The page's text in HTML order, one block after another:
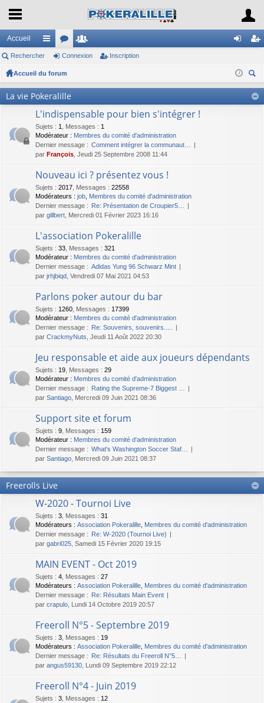
Accueil
ac
co
ci
s
or
u
m
e
ne cri
pti
Rechercher Connexion Inscription
Accueil du forum
her
La vie Pokeralille
L'indispensable pour bien s'intégrer !
Sujets : 1 Messages : 1
Modérateur : Membres du comité d'administration
Dernier message : Comment intégrer la communaut…
par François , Jeudi 25 Septembre 2008 11:44
Nouveau ici ? présentez vous !
Sujets : 2017 Messages : 22558
Modérateurs : job Membres du comité d'administration
Dernier message : Re: Présentation de Croupier5…
par gillbert , Mercredi 01 Février 2023 16:16
L'association Pokeralille
Sujets : 33 Messages : 321
Modérateur : Membres du comité d'administration
Dernier message : Adidas Yung 96 Schwarz Mint
par jrhjbiqd , Vendredi 07 Mai 2021 04:53
Parlons poker autour du bar
Sujets : 1260 Messages : 17399
Modérateur : Membres du comité d'administration
Dernier message : Re: Souvenirs, souvenirs.....
par CrackmyNuts , Jeudi 11 Août 2022 20:30
Jeu responsable et aide aux joueurs dépendants
Sujets : 19 Messages : 29
Modérateur : Membres du comité d'administration
Dernier message : Rating the Supreme-7 Biggest …
par Santiago , Mercredi 09 Juin 2021 08:36
Support site et forum
Sujets : 9 Messages : 159
Modérateur : Membres du comité d'administration
Dernier message : What's Washington Soccer Staf…
par Santiago , Mercredi 09 Juin 2021 08:37
Freerolls Live
W-2020 - Tournoi Live
Sujets : 3 Messages : 31
Modérateurs : Association Pokeralille Membres du comité d'administration
Dernier message : Re: W-2020 (Tournoi Live)
par gabri025 , Samedi 15 Février 2020 19:15
MAIN EVENT - Oct 2019
Sujets : 4 Messages : 27
Modérateurs : Association Pokeralille Membres du comité d'administration
Dernier message : Re: Résultats Main Event
par crapulo , Lundi 14 Octobre 2019 20:57
Freeroll N°5 - Septembre 2019
Sujets : 3 Messages : 19
Modérateurs : Association Pokeralille Membres du comité d'administration
Dernier message : Re: Résultats du Freeroll N°5…
par angus59130 , Lundi 09 Septembre 2019 22:12
Freeroll N°4 - Juin 2019
Sujets : 3 Messages : 12